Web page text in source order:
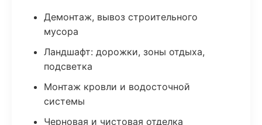
Демонтаж, вывоз строительного
мусора
Ландшафт: дорожки, зоны отдыха,
подсветка
Монтаж кровли и водосточной
системы
Черновая и чистовая отделка